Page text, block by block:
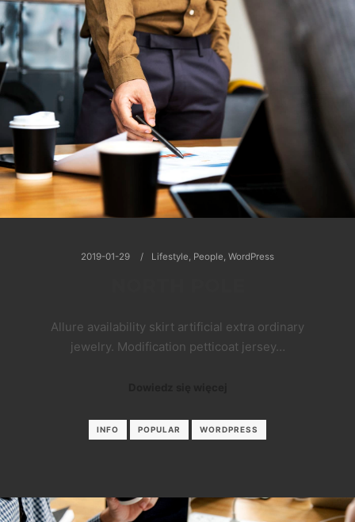
2019-01-29 Lifestyle, People, WordPress
Allure availability skirt artificial extra ordinary
jewelry. Modification petticoat jersey…
INFO POPULAR WORDPRESS